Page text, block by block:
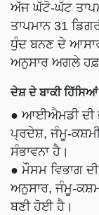
ਅੱਜ ਘੱਟੋ-ਘੱਟ
ਤਾਪਮਾਨ 31
ਧੁੰਦ ਬਨਣ ਦੇ
ਅਨੁਸਾਰ ਅਗਲੇ
ਦੇਸ਼ ਦੇ ਬਾਕੀ
● ਆਈਐਮਡੀ ਦੀ
ਪ੍ਰਦੇਸ਼, ਜੰਮੂ-
ਸੰਭਾਵਨਾ ਹੈ।
● ਮੌਸਮ ਵਿਭਾਗ
ਅਨੁਸਾਰ, ਜੰਮੂ-
ਬਣੀ ਹੋਈ ਹੈ।